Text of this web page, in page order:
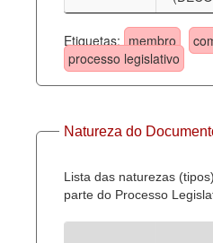
Etiquetas: membro
processo legislativo
Natureza do
Lista das naturezas
parte do Processo